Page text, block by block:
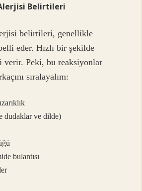
Belirtileri
belirtileri, genellikle
eder. Hızlı bir şekilde
verir. Peki, bu reaksiyonlar
sıralayalım:
dudaklar ve dilde)
bulantısı